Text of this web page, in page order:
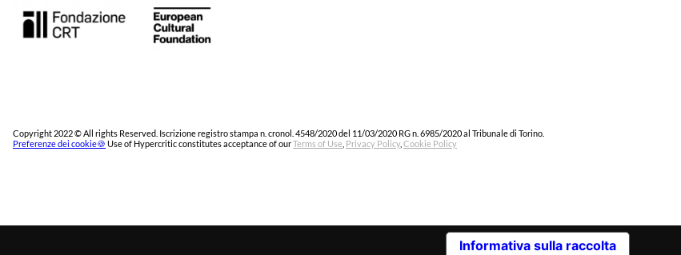
Copyright 2022 © All rights Reserved. Iscrizione registro stampa n. cronol. 4548/2020 del 11/03/2020 RG n. 6985/2020 al Tribunale di Torino.
Preferenze dei cookie🍪 Use of Hypercritic constitutes acceptance of ourTerms of Use Privacy Policy, Cookie Policy
Informativa sulla raccolta